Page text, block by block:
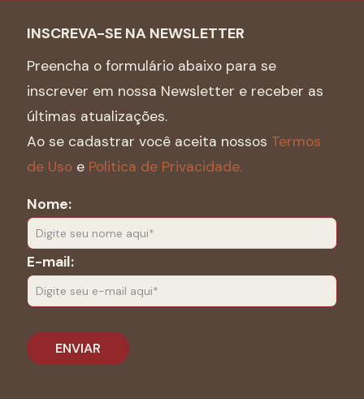
INSCREVA-SE NA NEWSLETTER
Preencha o formulário abaixo para se
inscrever em nossa Newsletter e receber as
últimas atualizações.
Ao se cadastrar você aceita nossos Termos
de Uso e Politica de Privacidade.
Nome:
E-mail: